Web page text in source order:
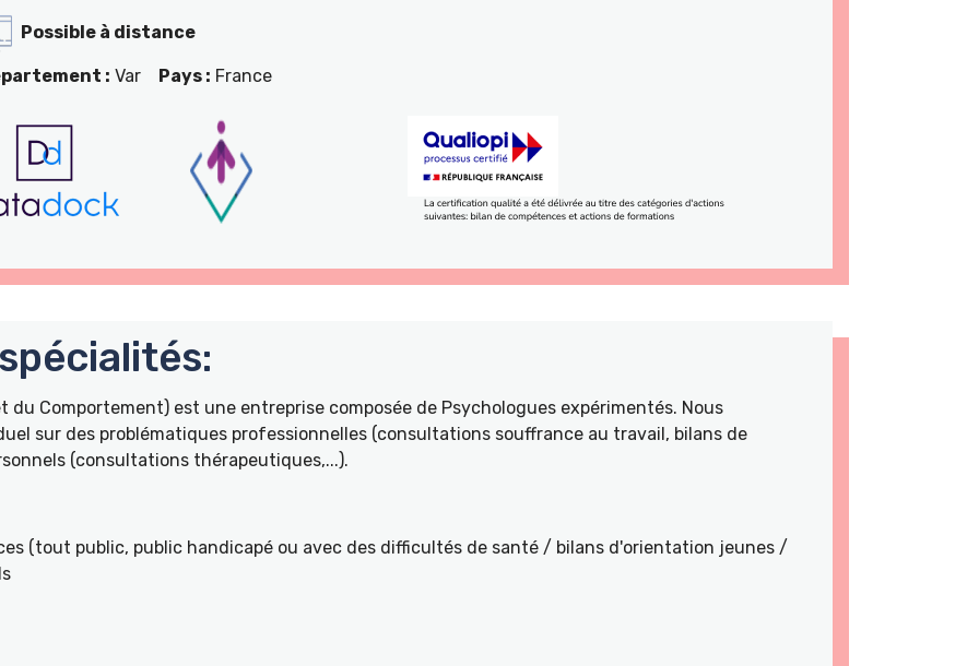
Possible à distance
: Var Pays : France
Comportement) est une entreprise composée de Psychologues expérimentés. Nous
sur des problématiques professionnelles (consultations souffrance au travail, bilans de
(consultations thérapeutiques,...).
(tout public, public handicapé ou avec des difficultés de santé / bilans d'orientation jeunes /